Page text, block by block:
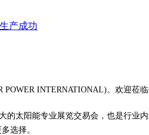
产成功
INTERNATIONAL)。欢迎莅
太阳能专业展览交易会，也是行业
选择。